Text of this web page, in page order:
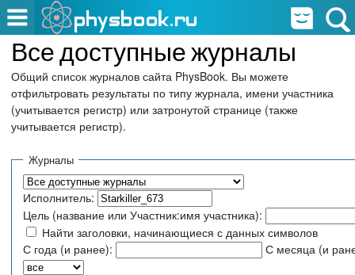
Все доступные журналы
Общий список журналов сайта PhysBook. Вы можете
отфильтровать результаты по типу журнала, имени участника
(учитывается регистр) или затронутой странице (также
учитывается регистр).
Журналы
Исполнитель:
Цель (название или Участник:имя участника):
Найти заголовки, начинающиеся с данных символов
С года (и ранее):
С месяца (и